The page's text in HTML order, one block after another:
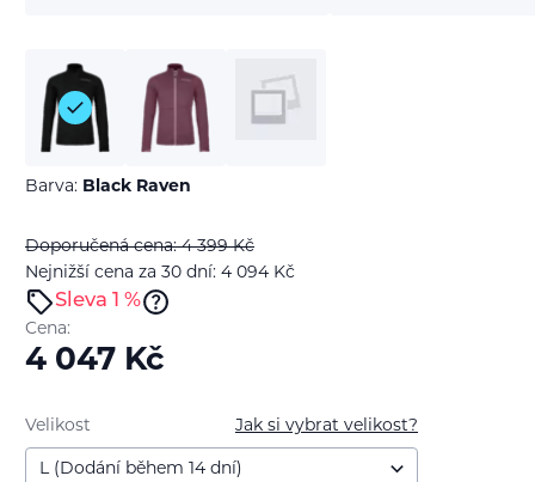
Barva: Black Raven
Doporučená cena: 4 399Kč
Nejnižší cena za 30 dní: 4 094 Kč
Sleva 1 %
Cena:
4 047 Kč
Jak si vybrat velikost?
Velikost